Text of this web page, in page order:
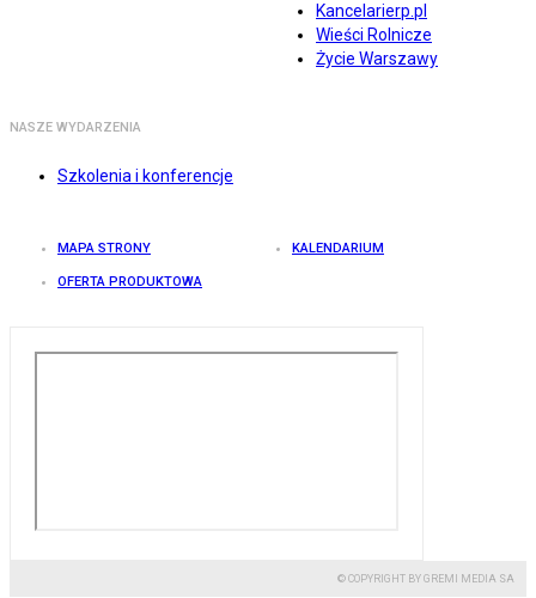
Kancelarierp.pl
Wieści Rolnicze
Życie Warszawy
NASZE WYDARZENIA
Szkolenia i konferencje
MAPA STRONY KALENDARIUM
OFERTA PRODUKTOWA
© COPYRIGHT BY GREMI MEDIA SA